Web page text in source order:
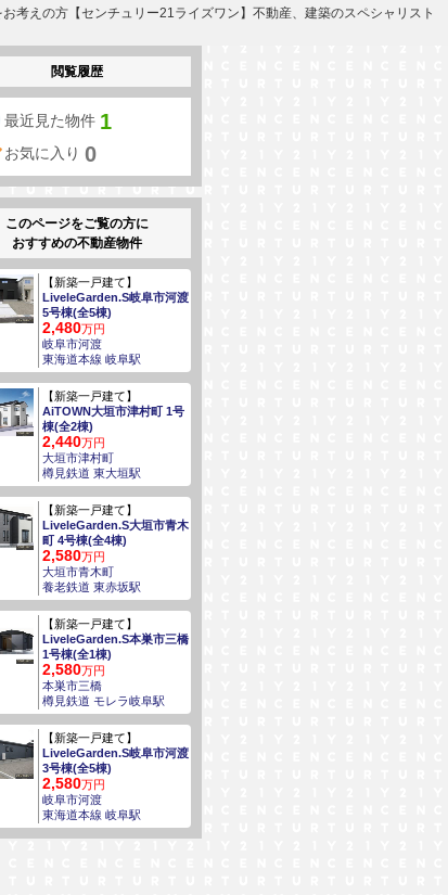
考えの方【センチュリー21ライズワン】不動産、建築のスペシャリスト
閲覧履歴
最近見た物件 1
お気に入り 0
このページをご覧の方に
おすすめの不動産物件
【新築一戸建て】
LiveleGarden.S岐阜市河渡
5号棟(全5棟)
2,480万円
岐阜市河渡
東海道本線 岐阜駅
【新築一戸建て】
AiTOWN大垣市津村町 1号
棟(全2棟)
2,440万円
大垣市津村町
樽見鉄道 東大垣駅
【新築一戸建て】
LiveleGarden.S大垣市青木
町 4号棟(全4棟)
2,580万円
大垣市青木町
養老鉄道 東赤坂駅
【新築一戸建て】
LiveleGarden.S本巣市三橋
1号棟(全1棟)
2,580万円
本巣市三橋
樽見鉄道 モレラ岐阜駅
【新築一戸建て】
LiveleGarden.S岐阜市河渡
3号棟(全5棟)
2,580万円
岐阜市河渡
東海道本線 岐阜駅